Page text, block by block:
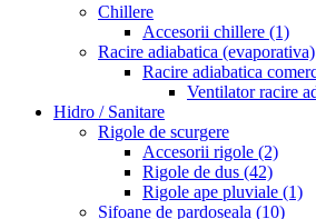
Chillere
Accesorii chillere (1)
Racire adiabatica (evaporativa)
Racire adiabatica
Ventilator racire
Hidro / Sanitare
Rigole de scurgere
Accesorii rigole (2)
Rigole de dus (42)
Rigole ape pluviale (1)
Sifoane de pardoseala (10)